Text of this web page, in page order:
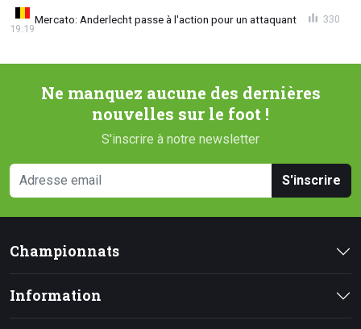
Mercato: Anderlecht passe à l'action pour un attaquant
19:19
330
Ne manquez aucune des dernières
nouvelles sur le foot !
S'inscrire à notre newsletter
S'inscrire
Championnats
Information